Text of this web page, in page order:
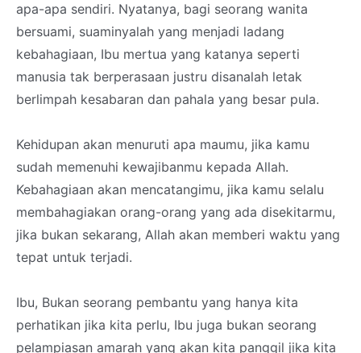
apa-apa sendiri. Nyatanya, bagi seorang wanita
bersuami, suaminyalah yang menjadi ladang
kebahagiaan, Ibu mertua yang katanya seperti
manusia tak berperasaan justru disanalah letak
berlimpah kesabaran dan pahala yang besar pula.
Kehidupan akan menuruti apa maumu, jika kamu
sudah memenuhi kewajibanmu kepada Allah.
Kebahagiaan akan mencatangimu, jika kamu selalu
membahagiakan orang-orang yang ada disekitarmu,
jika bukan sekarang, Allah akan memberi waktu yang
tepat untuk terjadi.
Ibu, Bukan seorang pembantu yang hanya kita
perhatikan jika kita perlu, Ibu juga bukan seorang
pelampiasan amarah yang akan kita panggil jika kita